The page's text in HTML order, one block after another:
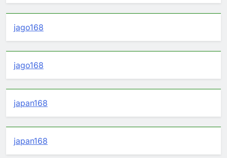
jago168
jago168
japan168
japan168